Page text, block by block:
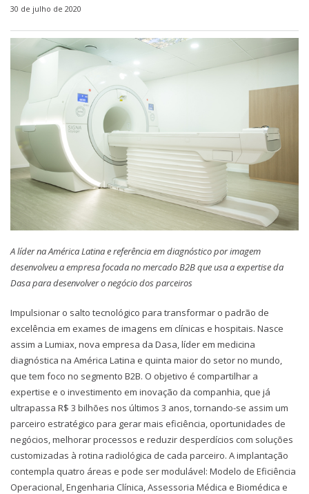
30 de julho de 2020
A líder na América Latina e referência em diagnóstico por imagem
desenvolveu a empresa focada no mercado B2B que usa a expertise da
Dasa para desenvolver o negócio dos parceiros
Impulsionar o salto tecnológico para transformar o padrão de
excelência em exames de imagens em clínicas e hospitais. Nasce
assim a Lumiax, nova empresa da Dasa, líder em medicina
diagnóstica na América Latina e quinta maior do setor no mundo,
que tem foco no segmento B2B. O objetivo é compartilhar a
expertise e o investimento em inovação da companhia, que já
ultrapassa R$ 3 bilhões nos últimos 3 anos, tornando-se assim um
parceiro estratégico para gerar mais eficiência, oportunidades de
negócios, melhorar processos e reduzir desperdícios com soluções
customizadas à rotina radiológica de cada parceiro. A implantação
contempla quatro áreas e pode ser modulável: Modelo de Eficiência
Operacional, Engenharia Clínica, Assessoria Médica e Biomédica e